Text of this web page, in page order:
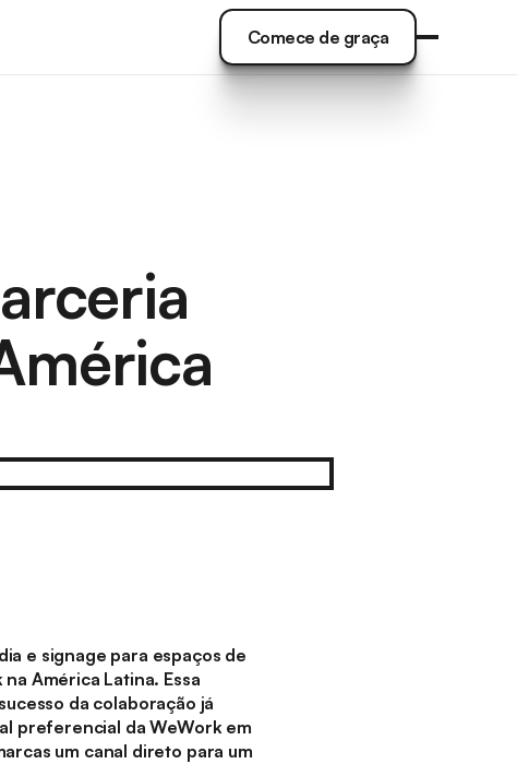
Comece de graça
Comece de graça
e signage para espaços de
América Latina. Essa
da colaboração já
preferencial da WeWork em
um canal direto para um